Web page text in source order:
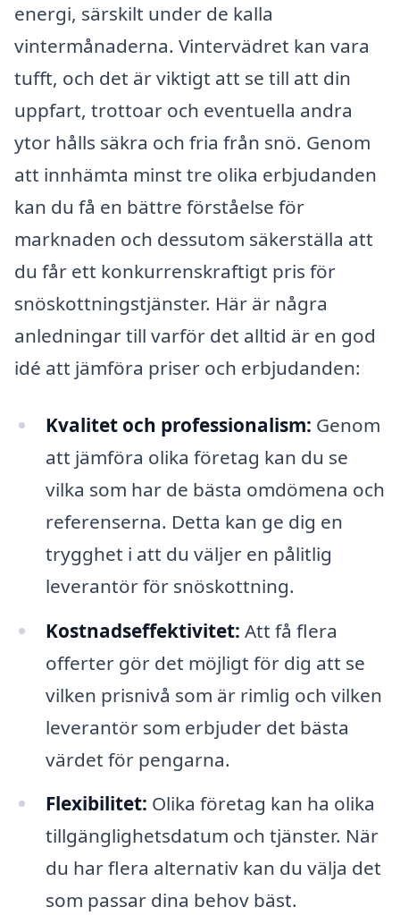
energi, särskilt under de kalla
vintermånaderna. Vintervädret kan vara
tufft, och det är viktigt att se till att din
uppfart, trottoar och eventuella andra
ytor hålls säkra och fria från snö. Genom
att innhämta minst tre olika erbjudanden
kan du få en bättre förståelse för
marknaden och dessutom säkerställa att
du får ett konkurrenskraftigt pris för
snöskottningstjänster. Här är några
anledningar till varför det alltid är en god
idé att jämföra priser och erbjudanden:
Kvalitet och professionalism: Genom
att jämföra olika företag kan du se
vilka som har de bästa omdömena och
referenserna. Detta kan ge dig en
trygghet i att du väljer en pålitlig
leverantör för snöskottning.
Kostnadseffektivitet: Att få flera
offerter gör det möjligt för dig att se
vilken prisnivå som är rimlig och vilken
leverantör som erbjuder det bästa
värdet för pengarna.
Flexibilitet: Olika företag kan ha olika
tillgänglighetsdatum och tjänster. När
du har flera alternativ kan du välja det
som passar dina behov bäst.